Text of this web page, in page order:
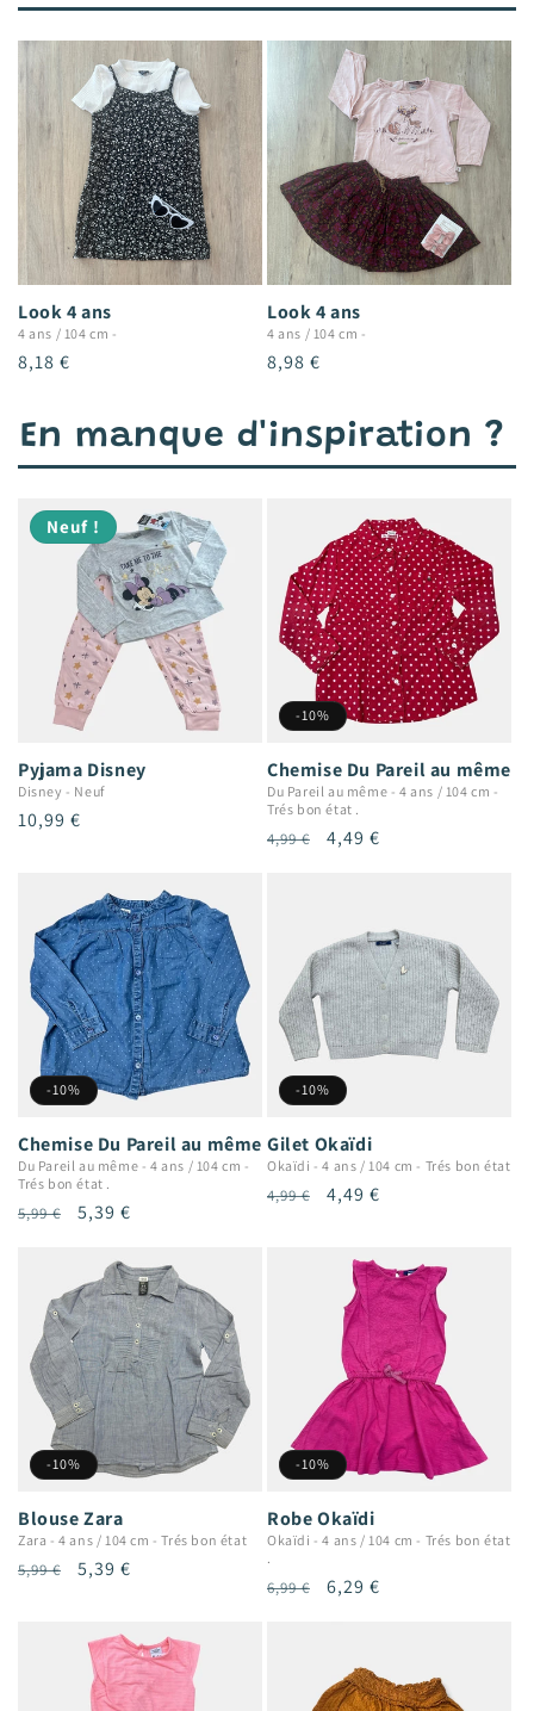
Look 4 ans
4 ans / 104 cm -
Prix
8,18 €
Look 4 ans
4 ans / 104 cm -
Prix
8,98 €
En manque d'inspiration ?
Neuf !
Pyjama Disney
Disney - Neuf
Prix
10,99 €
-10%
Chemise Du Pareil au même
Du Pareil au même -4 ans / 104 cm -
Trés bon état .
Prix
4,99 €
Prix
4,49 €
-10%
Chemise Du Pareil au même
Du Pareil au même -4 ans / 104 cm -
Trés bon état .
Prix
5,99 €
Prix
5,39 €
-10%
Gilet Okaïdi
Okaïdi -4 ans / 104 cm - Trés bon état
Prix
4,99 €
Prix
4,49 €
-10%
Blouse Zara
Zara -4 ans / 104 cm -Trés bon état
Prix
5,99 €
Prix
5,39 €
-10%
Robe Okaïdi
Okaïdi -4 ans / 104 cm - Trés bon état
Prix
6,99 €
Prix
6,29 €